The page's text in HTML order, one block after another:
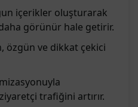
içerikler oluşturarak
görünür hale getirir.
özgün ve dikkat çekici
trafiğini artırır.